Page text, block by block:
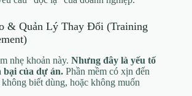
& Quản Lý Thay Đổi (Training
nhẹ khoản này. Nhưng đây là yếu tố
bại của dự án. Phần mềm có xịn đến
biết dùng, hoặc không muốn